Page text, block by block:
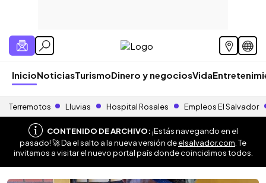
InicioNoticiasTurismoDinero y negociosVida
Terremotos Lluvias Hospital Rosales Empleos El Salvador
CONTENIDO DE ARCHIVO:¡Estás navegando en el
pasado! 🚀 Da el salto a la nueva versión deelsalvador.com . Te
invitamos a visitar el nuevo portal país donde coincidimos todos.